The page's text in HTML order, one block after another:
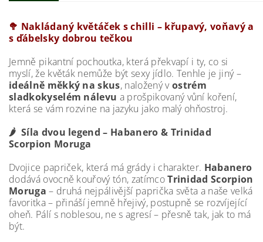
🥦 Nakládaný květáček s chilli – křupavý, voňavý a
s ďábelsky dobrou tečkou
Jemně pikantní pochoutka, která překvapí i ty, co si
myslí, že květák nemůže být sexy jídlo. Tenhle je jiný –
ideálně měkký na skus, naložený vostrém
sladkokyselém nálevu a prošpikovaný vůní koření,
která se vám rozvine na jazyku jako malý ohňostroj.
🌶️ Síla dvou legend – Habanero & Trinidad
Scorpion Moruga
Dvojice papriček, která má grády i charakter. Habanero
dodává ovocně kouřový tón, zatímcoTrinidad Scorpion
Moruga – druhá nejpálivější paprička světa a naše velká
favoritka – přináší jemně hřejivý, postupně se rozvíjející
oheň. Pálí s noblesou, ne s agresí – přesně tak, jak to má
být.